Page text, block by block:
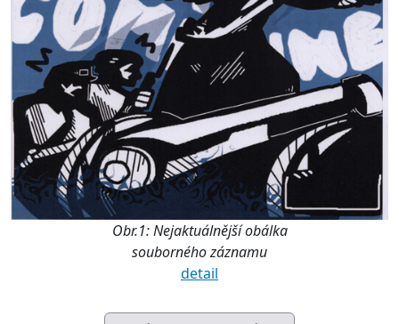
Obr.1: Nejaktuálnější obálka
souborného záznamu
detail